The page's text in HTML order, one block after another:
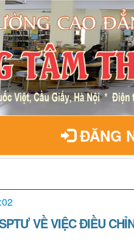
ĐĂNG
VỀ VIỆC ĐIỀU